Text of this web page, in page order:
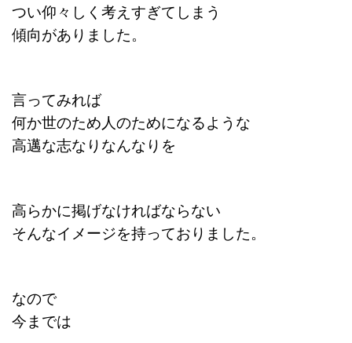
つい仰々しく考えすぎてしまう
傾向がありました。
言ってみれば
何か世のため人のためになるような
高邁な志なりなんなりを
高らかに掲げなければならない
そんなイメージを持っておりました。
なので
今までは